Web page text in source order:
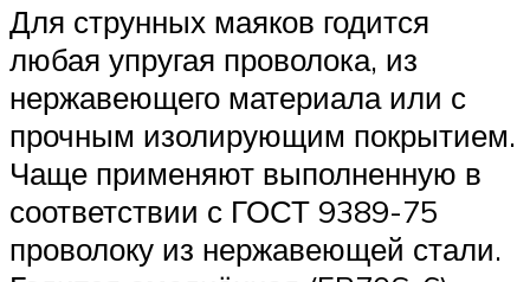
Для струнных маяков годится
любая упругая проволока, из
нержавеющего материала или с
прочным изолирующим покрытием.
Чаще применяют выполненную в
соответствии с ГОСТ 9389-75
проволоку из нержавеющей стали.